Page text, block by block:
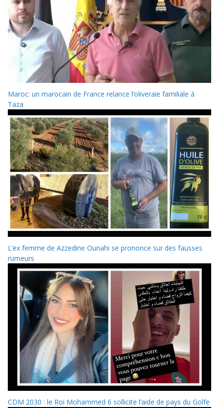
Maroc: un marocain de France relance l’oliveraie familiale à
Taza
L’ex femme de Azzedine Ounahi se prononce sur des fausses
rumeurs
CDM 2030 : le Roi Mohammed 6 sollicite l’aide de pays du Golfe